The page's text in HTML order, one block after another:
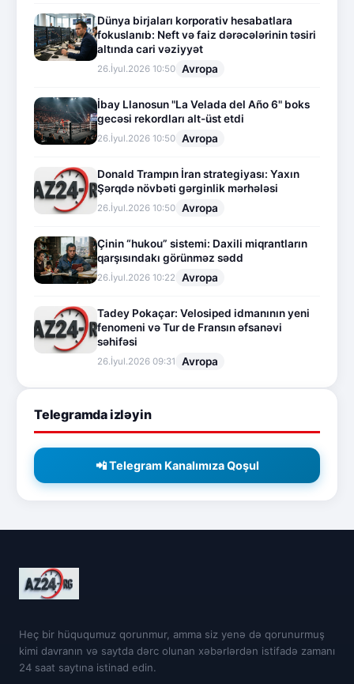
Dünya birjaları korporativ hesabatlara
fokuslanıb: Neft və faiz dərəcələrinin təsiri
altında cari vəziyyət
26.İyul.2026 10:50 Avropa
İbay Llanosun "La Velada del Año 6" boks
gecəsi rekordları alt-üst etdi
26.İyul.2026 10:50 Avropa
Donald Trampın İran strategiyası: Yaxın
Şərqdə növbəti gərginlik mərhələsi
26.İyul.2026 10:50 Avropa
Çinin “hukou” sistemi: Daxili miqrantların
qarşısındakı görünməz sədd
26.İyul.2026 10:22 Avropa
Tadey Pokaçar: Velosiped idmanının yeni
fenomeni və Tur de Fransın əfsanəvi
səhifəsi
26.İyul.2026 09:31 Avropa
Telegramda izləyin
📲 Telegram Kanalımıza Qoşul
Heç bir hüququmuz qorunmur, amma siz yenə də qorunurmuş
kimi davranın və saytda dərc olunan xəbərlərdən istifadə zamanı
24 saat saytına istinad edin.